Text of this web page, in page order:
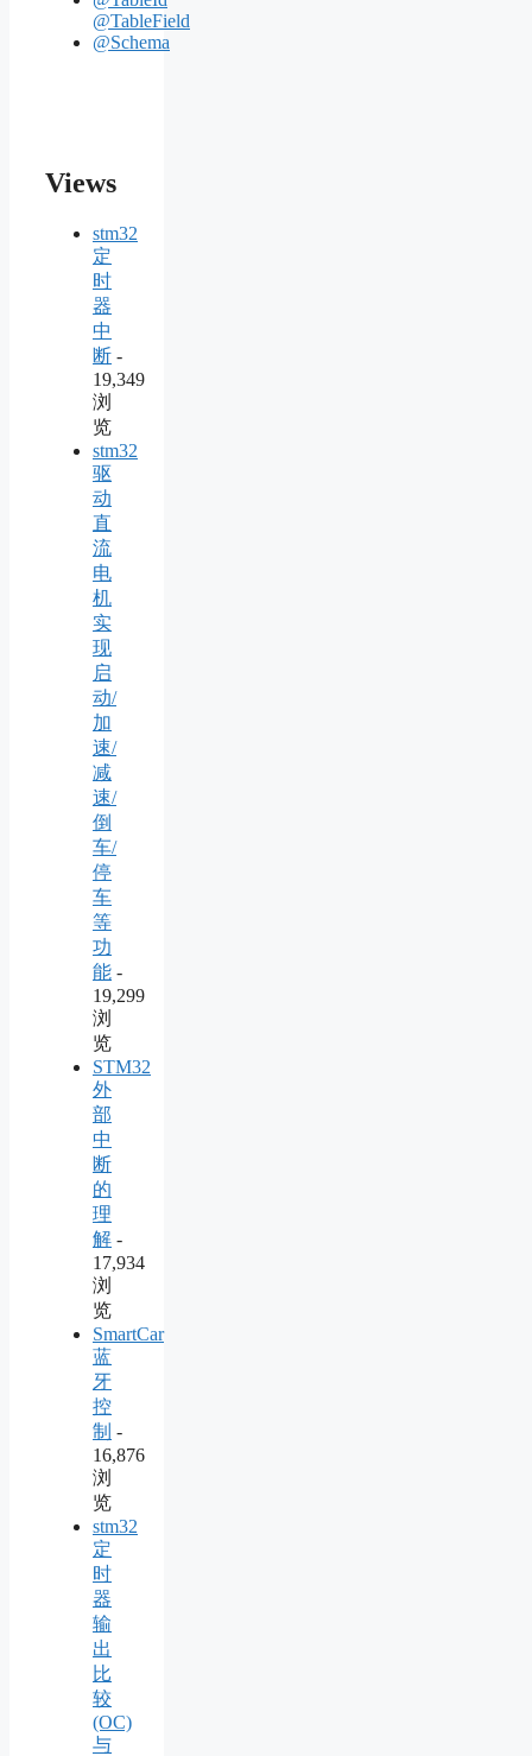
@TableField
@Schema
Views
stm32
定
时
器
中
断 -
19,349
浏
览
stm32
驱
动
直
流
电
机
实
现
启
动/
加
速/
减
速/
倒
车/
停
车
等
功
能 -
19,299
浏
览
STM32
外
部
中
断
的
理
解 -
17,934
浏
览
SmartCar
蓝
牙
控
制 -
16,876
浏
览
stm32
定
时
器
输
出
比
较
(OC)
与